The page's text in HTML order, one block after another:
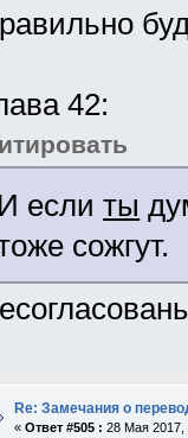
42:
И еслиты
сожгут.
Re: Замечания о
« Ответ #505 : 28 Мая 2017,